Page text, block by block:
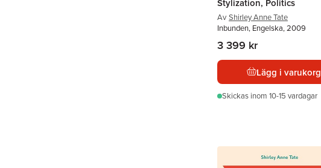
Stylization, Politics
Av Shirley Anne Tate
Inbunden, Engelska, 2009
3 399 kr
Lägg i varukorg
Skickas inom 10-15 vardagar